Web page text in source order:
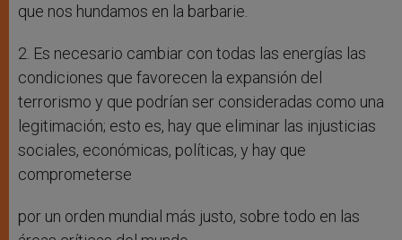
que nos hundamos en la barbarie.
2. Es necesario cambiar con todas las energías las
condiciones que favorecen la expansión del
terrorismo y que podrían ser consideradas como una
legitimación; esto es, hay que eliminar las injusticias
sociales, económicas, políticas, y hay que
comprometerse
por un orden mundial más justo, sobre todo en las